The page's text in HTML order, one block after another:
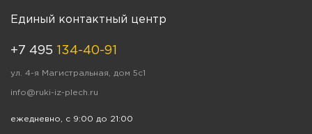
Единый контактный центр
+7 495 134-40-91
ул. 4-я Магистральная, дом 5с1
info@ruki-iz-plech.ru
ежедневно, с 9:00 до 21:00